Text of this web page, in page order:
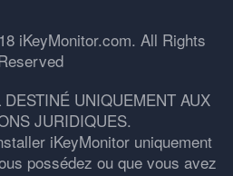
iKeyMonitor.com. All Rights
UNIQUEMENT AUX
JURIDIQUES.
iKeyMonitor uniquement
possédez ou que vous avez